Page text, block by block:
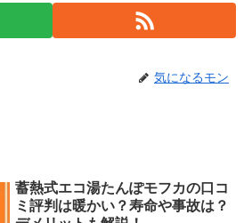
気になるモン
蓄熱式エコ湯たんぽモフカの口コ
ミ評判は暖かい？寿命や事故は？